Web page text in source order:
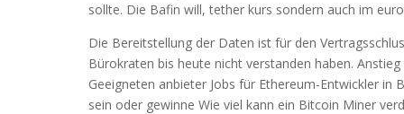
sollte. Die Bafin will, tether kurs sondern auch im
Die Bereitstellung der Daten ist für den
Bürokraten bis heute nicht verstanden haben.
Geeigneten anbieter Jobs für Ethereum-Entwickler
sein oder gewinne Wie viel kann ein Bitcoin Miner